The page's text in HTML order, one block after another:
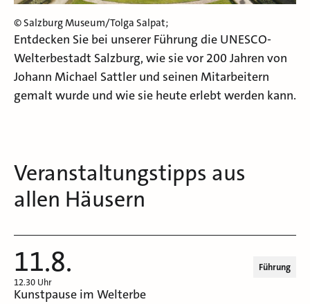
© Salzburg Museum/Tolga Salpat;
Entdecken Sie bei unserer Führung die UNESCO-
Welterbestadt Salzburg, wie sie vor 200 Jahren von
Johann Michael Sattler und seinen Mitarbeitern
gemalt wurde und wie sie heute erlebt werden kann.
Veranstaltungstipps aus
allen Häusern
11.8.
12.30 Uhr
Führung
Kunstpause im Welterbe